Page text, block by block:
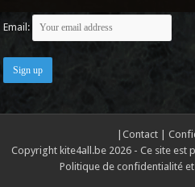
Email:
| Contact |
Copyright kite4all.be 2026 - Ce site est
Politique de confidentialitéet